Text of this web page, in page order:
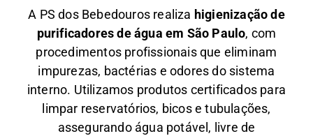
A PS dos Bebedouros realiza higienização de
purificadores de água em São Paulo, com
procedimentos profissionais que eliminam
impurezas, bactérias e odores do sistema
interno. Utilizamos produtos certificados para
limpar reservatórios, bicos e tubulações,
assegurando água potável, livre de